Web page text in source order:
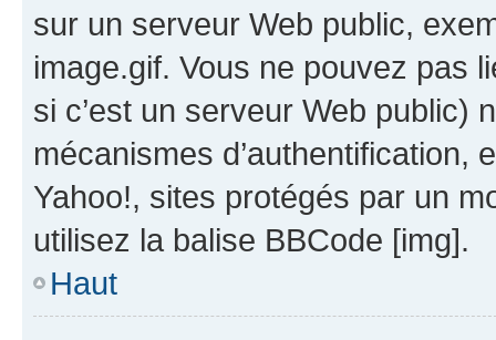
sur un serveur Web public,
image.gif. Vous ne pouvez pas
si c’est un serveur Web public)
mécanismes d’authentification,
Yahoo!, sites protégés par un
utilisez la balise BBCode [img].
Haut